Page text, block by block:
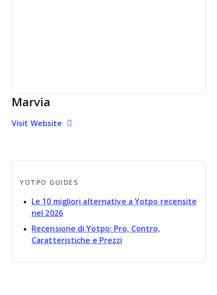
Marvia
Visit Website Opens New Window
YOTPO GUIDES
Le 10 migliori alternative a Yotpo recensite
nel 2026Opens new window
Recensione di Yotpo: Pro, Contro,
Caratteristiche e Prezzi